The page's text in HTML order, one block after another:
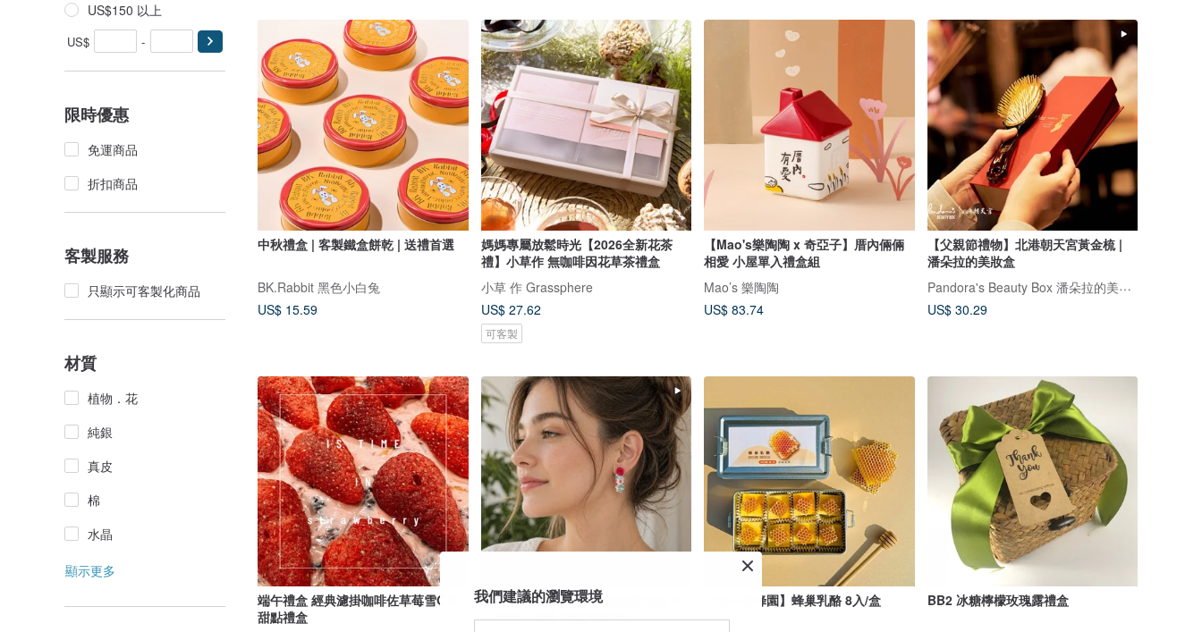
US$150 以上
US$ -
限時優惠
免運商品
折扣商品
客製服務
只顯示可客製化商品
材質
植物．花
純銀
真皮
棉
水晶
顯示更多
中秋禮盒 | 客製鐵盒餅乾 | 送禮首選
BK.Rabbit 黑色小白兔
US$ 15.59
媽媽專屬放鬆時光【2026全新花茶
禮】小草作 無咖啡因花草茶禮盒
小草 作 Grassphere
US$ 27.62
可客製
【Mao's樂陶陶 x 奇亞子】厝內倆倆
相愛 小屋單入禮盒組
Mao’s 樂陶陶
US$ 83.74
【父親節禮物】北港朝天宮黃金梳 |
潘朵拉的美妝盒
Pandora's Beauty Box 潘朵拉的美妝盒
US$ 30.29
端午禮盒 經典濾掛咖啡佐草莓雪Q餅
甜點禮盒
花團裡的一朵玫瑰花 | 母親節禮物 手
工軟陶土耳環 可改夾式 春天
【臺一養蜂園】蜂巢乳酪 8入/盒 BB2 冰糖檸檬玫瑰露禮盒
我們建議的瀏覽環境